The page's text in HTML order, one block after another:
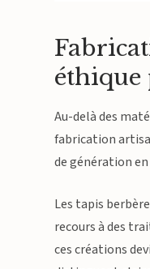
Au-delà des
fabrication
de génération
Les tapis
recours à des
ces créations